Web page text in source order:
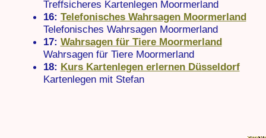
Treffsicheres Kartenlegen Moormerland
16: Telefonisches Wahrsagen Moormerland
Telefonisches Wahrsagen Moormerland
17: Wahrsagen für Tiere Moormerland
Wahrsagen für Tiere Moormerland
18: Kurs Kartenlegen erlernen Düsseldorf
Kartenlegen mit Stefan